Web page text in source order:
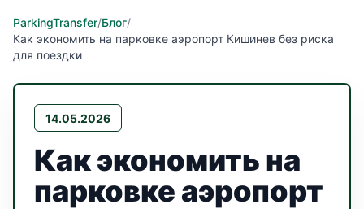
ParkingTransfer/Блог/
Как экономить на парковке аэропорт Кишинев без риска
для поездки
14.05.2026
Как экономить на
парковке аэропорт